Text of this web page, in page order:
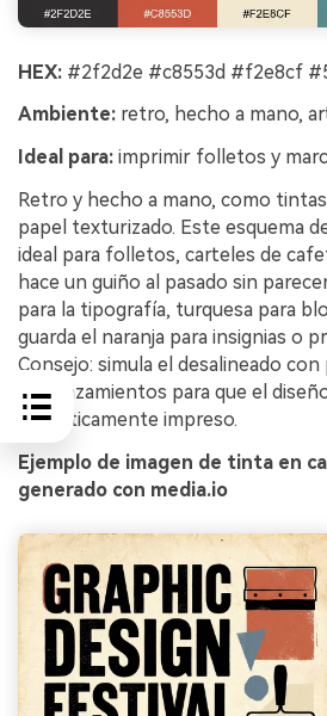
HEX: #2f2d2e #c8553d #f2e8cf
Ambiente: retro, hecho a mano,
Ideal para: imprimir folletos y
Retro y hecho a mano, como
papel texturizado. Este esquema
ideal para folletos, carteles de
hace un guiño al pasado sin
para la tipografía, turquesa para
guarda el naranja para insignias o
Consejo: simula el desalineado
desplazamientos para que el
auténticamente impreso.
Ejemplo de imagen de tinta en
generado con media.io